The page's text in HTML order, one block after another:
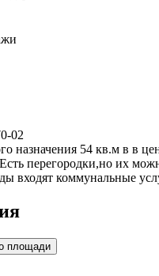
02
назначения 54 кв.м в в
перегородки,но их
входят коммунальные
площади